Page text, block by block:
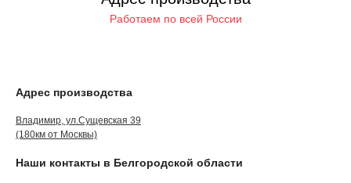
Работаем по всей России
Адрес производства
Владимир, ул.Сущевская 39
(180км от Москвы)
Наши контакты в Белгородской области